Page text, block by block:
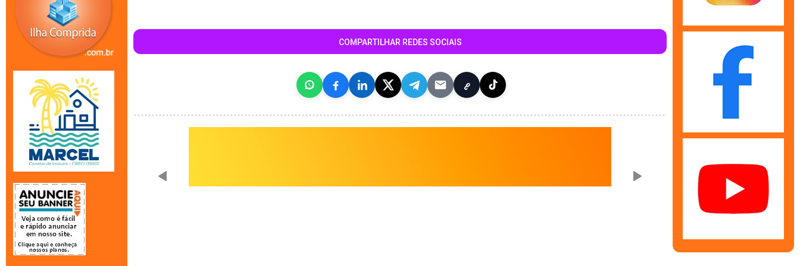
COMPARTILHAR REDES SOCIAIS